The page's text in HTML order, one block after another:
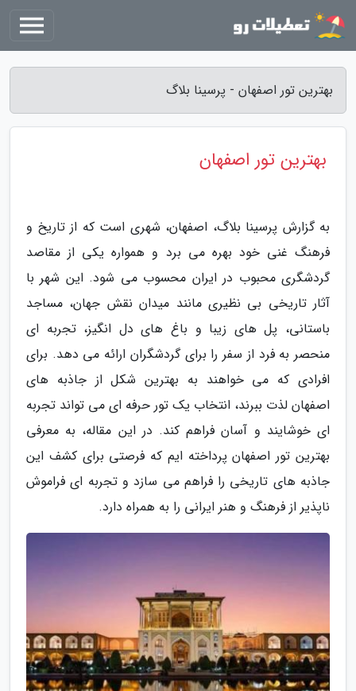
بهترین تور اصفهان - پرسینا بلاگ
بهترین تور اصفهان
به گزارش پرسینا بلاگ، اصفهان، شهری است که از تاریخ و
فرهنگ غنی خود بهره می برد و همواره یکی از مقاصد
گردشگری محبوب در ایران محسوب می شود. این شهر با
آثار تاریخی بی نظیری مانند میدان نقش جهان، مساجد
باستانی، پل های زیبا و باغ های دل انگیز، تجربه ای
منحصر به فرد از سفر را برای گردشگران ارائه می دهد. برای
افرادی که می خواهند به بهترین شکل از جاذبه های
اصفهان لذت ببرند، انتخاب یک تور حرفه ای می تواند تجربه
ای خوشایند و آسان فراهم کند. در این مقاله، به معرفی
بهترین تور اصفهان پرداخته ایم که فرصتی برای کشف این
جاذبه های تاریخی را فراهم می سازد و تجربه ای فراموش
ناپذیر از فرهنگ و هنر ایرانی را به همراه دارد.